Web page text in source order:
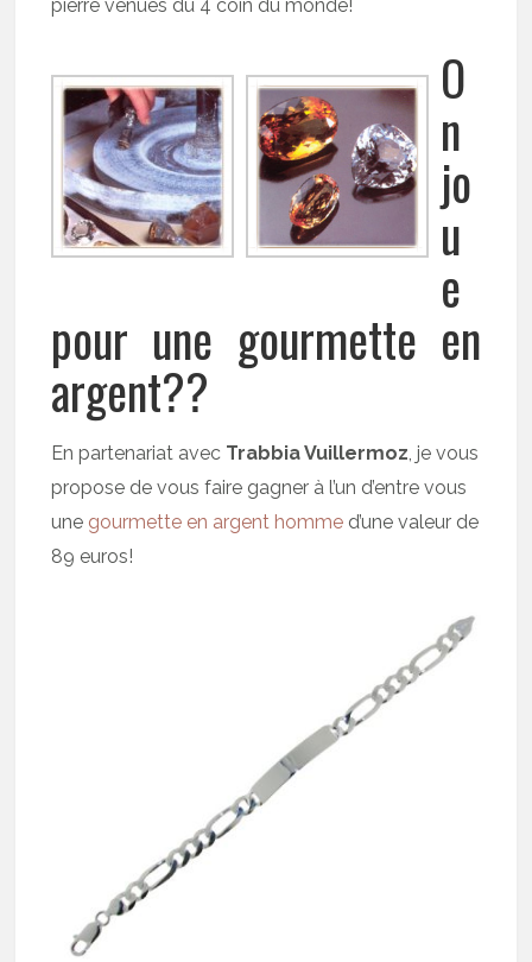
pierre venues du 4 coin du monde!
O
n
jo
u
e
pour une gourmette en
argent??
En partenariat avec Trabbia Vuillermoz, je vous
propose de vous faire gagner à l’un d’entre vous
une gourmette en argent homme d’une valeur de
89 euros!